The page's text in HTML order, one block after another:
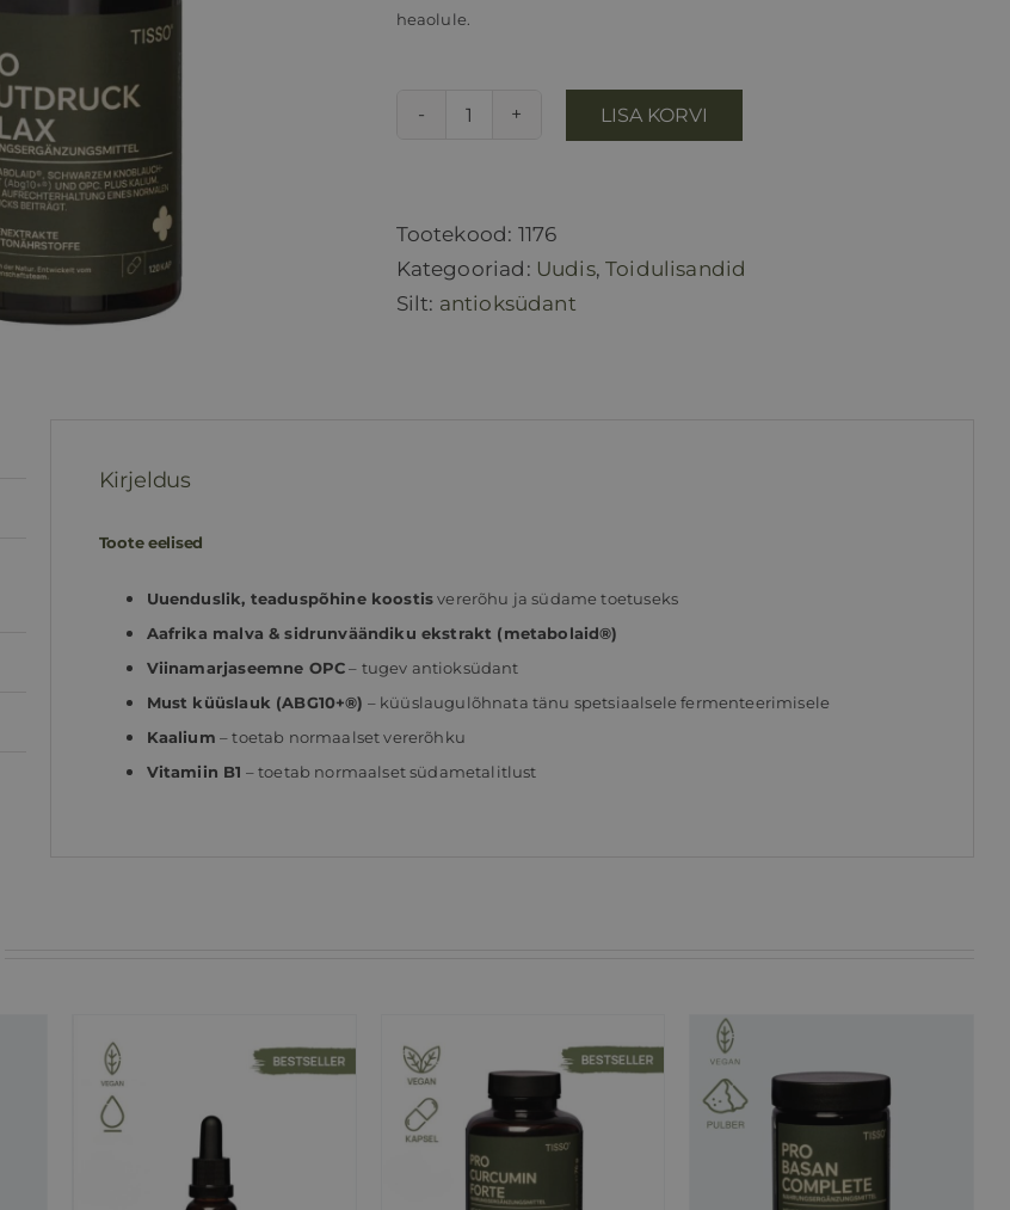
heaolule.
Pro
kogus
LISA KORVI
Tootekood: 1176
Kategooriad: Uudis,Toidulisandid
Silt: antioksüdant
Kirjeldus
Toote eelised
Uuenduslik, teaduspõhine koostisvererõhu ja südame toetuseks
Aafrika malva & sidrunväändiku ekstrakt (metabolaid®)
Viinamarjaseemne OPC– tugev antioksüdant
Must küüslauk (ABG10+®) – küüslaugulõhnata tänu spetsiaalsele fermenteerimisele
Kaalium – toetab normaalset vererõhku
Vitamiin B1 – toetab normaalset südametalitlust